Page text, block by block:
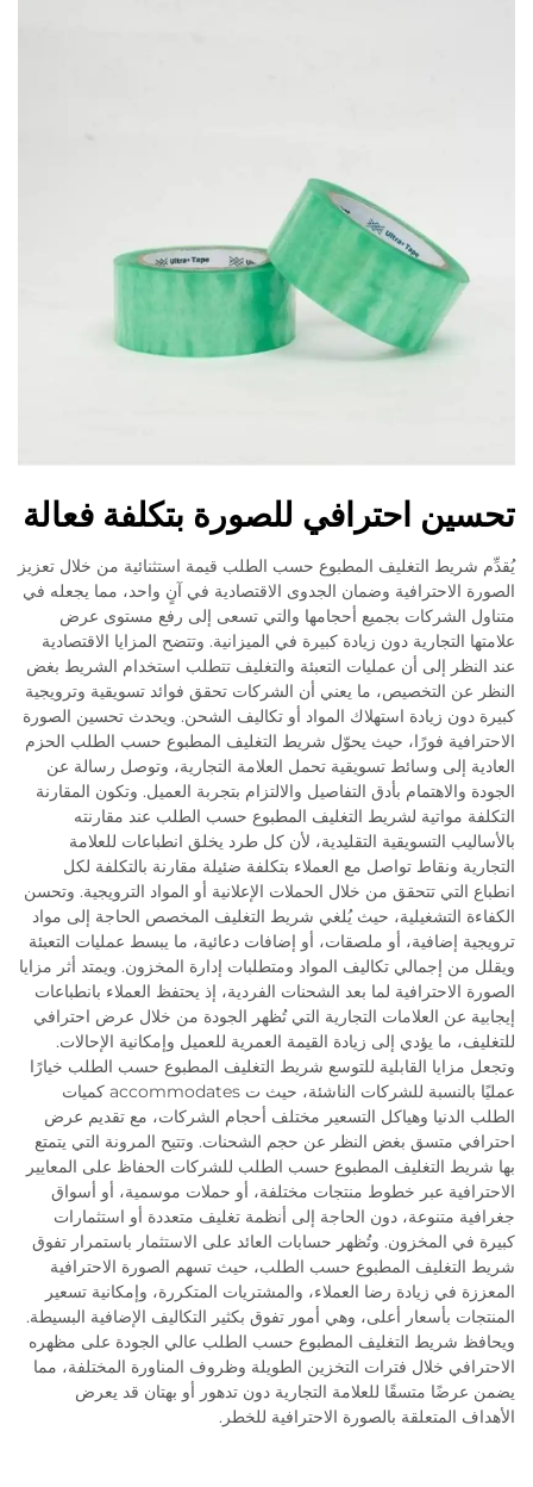
تحسين احترافي للصورة بتكلفة فعالة
يُقدِّم شريط التغليف المطبوع حسب الطلب قيمة استثنائية من خلال تعزيز
الصورة الاحترافية وضمان الجدوى الاقتصادية في آنٍ واحد، مما يجعله في
متناول الشركات بجميع أحجامها والتي تسعى إلى رفع مستوى عرض
علامتها التجارية دون زيادة كبيرة في الميزانية. وتتضح المزايا الاقتصادية
عند النظر إلى أن عمليات التعبئة والتغليف تتطلب استخدام الشريط بغض
النظر عن التخصيص، ما يعني أن الشركات تحقق فوائد تسويقية وترويجية
كبيرة دون زيادة استهلاك المواد أو تكاليف الشحن. ويحدث تحسين الصورة
الاحترافية فورًا، حيث يحوّل شريط التغليف المطبوع حسب الطلب الحزم
العادية إلى وسائط تسويقية تحمل العلامة التجارية، وتوصل رسالة عن
الجودة والاهتمام بأدق التفاصيل والالتزام بتجربة العميل. وتكون المقارنة
التكلفة مواتية لشريط التغليف المطبوع حسب الطلب عند مقارنته
بالأساليب التسويقية التقليدية، لأن كل طرد يخلق انطباعات للعلامة
التجارية ونقاط تواصل مع العملاء بتكلفة ضئيلة مقارنة بالتكلفة لكل
انطباع التي تتحقق من خلال الحملات الإعلانية أو المواد الترويجية. وتحسن
الكفاءة التشغيلية، حيث يُلغي شريط التغليف المخصص الحاجة إلى مواد
ترويجية إضافية، أو ملصقات، أو إضافات دعائية، ما يبسط عمليات التعبئة
ويقلل من إجمالي تكاليف المواد ومتطلبات إدارة المخزون. ويمتد أثر مزايا
الصورة الاحترافية لما بعد الشحنات الفردية، إذ يحتفظ العملاء بانطباعات
إيجابية عن العلامات التجارية التي تُظهر الجودة من خلال عرض احترافي
للتغليف، ما يؤدي إلى زيادة القيمة العمرية للعميل وإمكانية الإحالات.
وتجعل مزايا القابلية للتوسع شريط التغليف المطبوع حسب الطلب خيارًا
عمليًا بالنسبة للشركات الناشئة، حيث ت accommodates كميات
الطلب الدنيا وهياكل التسعير مختلف أحجام الشركات، مع تقديم عرض
احترافي متسق بغض النظر عن حجم الشحنات. وتتيح المرونة التي يتمتع
بها شريط التغليف المطبوع حسب الطلب للشركات الحفاظ على المعايير
الاحترافية عبر خطوط منتجات مختلفة، أو حملات موسمية، أو أسواق
جغرافية متنوعة، دون الحاجة إلى أنظمة تغليف متعددة أو استثمارات
كبيرة في المخزون. وتُظهر حسابات العائد على الاستثمار باستمرار تفوق
شريط التغليف المطبوع حسب الطلب، حيث تسهم الصورة الاحترافية
المعززة في زيادة رضا العملاء، والمشتريات المتكررة، وإمكانية تسعير
المنتجات بأسعار أعلى، وهي أمور تفوق بكثير التكاليف الإضافية البسيطة.
ويحافظ شريط التغليف المطبوع حسب الطلب عالي الجودة على مظهره
الاحترافي خلال فترات التخزين الطويلة وظروف المناورة المختلفة، مما
يضمن عرضًا متسقًا للعلامة التجارية دون تدهور أو بهتان قد يعرض
الأهداف المتعلقة بالصورة الاحترافية للخطر.